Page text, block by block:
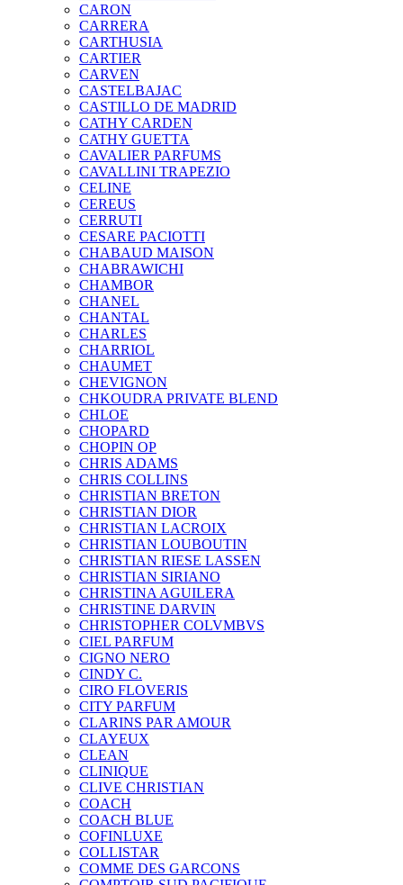
CARON
CARRERA
CARTHUSIA
CARTIER
CARVEN
CASTELBAJAC
CASTILLO DE MADRID
CATHY CARDEN
CATHY GUETTA
CAVALIER PARFUMS
CAVALLINI TRAPEZIO
CELINE
CEREUS
CERRUTI
CESARE PACIOTTI
CHABAUD MAISON
CHABRAWICHI
CHAMBOR
CHANEL
CHANTAL
CHARLES
CHARRIOL
CHAUMET
CHEVIGNON
CHKOUDRA PRIVATE BLEND
CHLOE
CHOPARD
CHOPIN OP
CHRIS ADAMS
CHRIS COLLINS
CHRISTIAN BRETON
CHRISTIAN DIOR
CHRISTIAN LACROIX
CHRISTIAN LOUBOUTIN
CHRISTIAN RIESE LASSEN
CHRISTIAN SIRIANO
CHRISTINA AGUILERA
CHRISTINE DARVIN
CHRISTOPHER COLVMBVS
CIEL PARFUM
CIGNO NERO
CINDY C.
CIRO FLOVERIS
CITY PARFUM
CLARINS PAR AMOUR
CLAYEUX
CLEAN
CLINIQUE
CLIVE CHRISTIAN
COACH
COACH BLUE
COFINLUXE
COLLISTAR
COMME DES GARCONS